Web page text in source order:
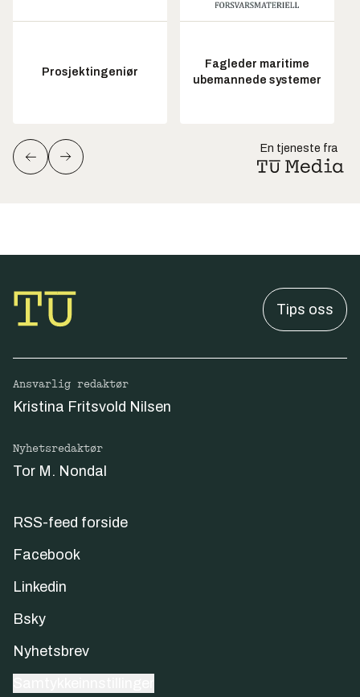
Prosjektingeniør
Fagleder maritime
ubemannede systemer
En tjeneste fra
Tips oss
Ansvarlig redaktør
Kristina Fritsvold Nilsen
Nyhetsredaktør
Tor M. Nondal
RSS-feed forside
Facebook
Linkedin
Bsky
Nyhetsbrev